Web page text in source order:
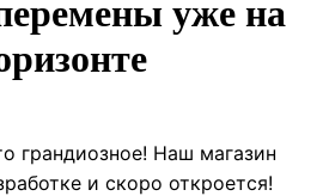
уже на
грандиозное! Наш магазин
и скоро откроется!